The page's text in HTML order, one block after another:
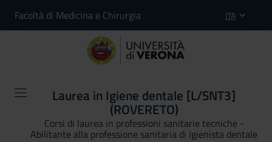
Facoltà di Medicina e Chirurgia ITA
Laurea in Igiene dentale [L/SNT3]
(ROVERETO)
Corsi di laurea in professioni sanitarie tecniche -
Abilitante alla professione sanitaria di Igienista dentale